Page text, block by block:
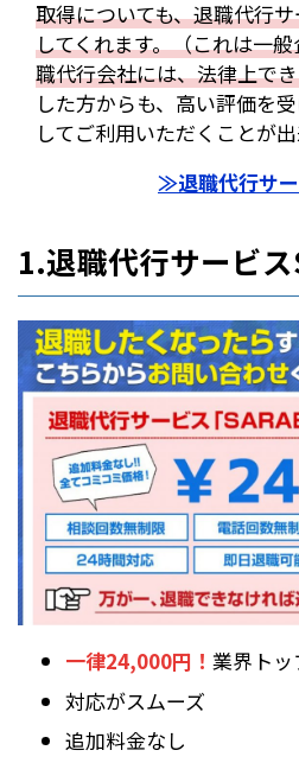
取得についても、退職代行
してくれます。（これは一
職代行会社には、法律上で
した方からも、高い評価を
してご利用いただくことが出
≫退職代行サー
1.退職代行サービ
一律24,000円！ 業界トッ
対応がスムーズ
追加料金なし